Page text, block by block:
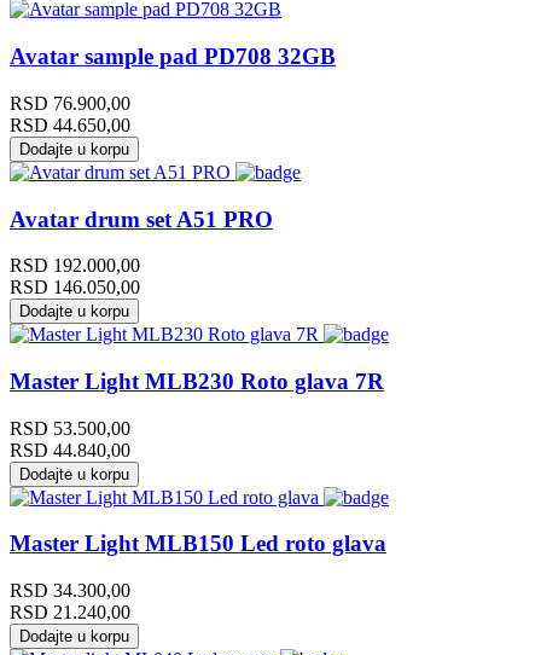
Avatar sample pad PD708 32GB
RSD 76.900,00
RSD 44.650,00
Dodajte u korpu
Avatar drum set A51 PRO
RSD 192.000,00
RSD 146.050,00
Dodajte u korpu
Master Light MLB230 Roto glava 7R
RSD 53.500,00
RSD 44.840,00
Dodajte u korpu
Master Light MLB150 Led roto glava
RSD 34.300,00
RSD 21.240,00
Dodajte u korpu